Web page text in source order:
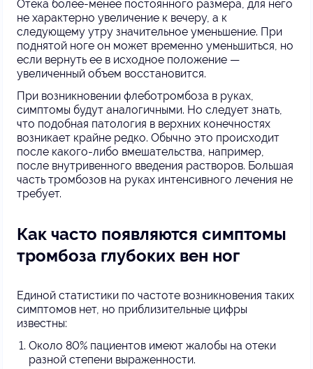
Отека более-менее постоянного размера, для него
не характерно увеличение к вечеру, а к
следующему утру значительное уменьшение. При
поднятой ноге он может временно уменьшиться, но
если вернуть ее в исходное положение —
увеличенный объем восстановится.
При возникновении флеботромбоза в руках,
симптомы будут аналогичными. Но следует знать,
что подобная патология в верхних конечностях
возникает крайне редко. Обычно это происходит
после какого-либо вмешательства, например,
после внутривенного введения растворов. Большая
часть тромбозов на руках интенсивного лечения не
требует.
Как часто появляются симптомы
тромбоза глубоких вен ног
Единой статистики по частоте возникновения таких
симптомов нет, но приблизительные цифры
известны:
Около 80% пациентов имеют жалобы на отеки
разной степени выраженности.